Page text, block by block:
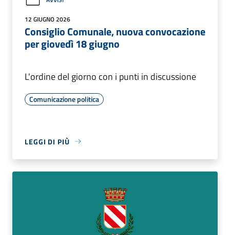
12 GIUGNO 2026
Consiglio Comunale, nuova convocazione
per giovedì 18 giugno
L'ordine del giorno con i punti in discussione
Comunicazione politica
LEGGI DI PIÙ